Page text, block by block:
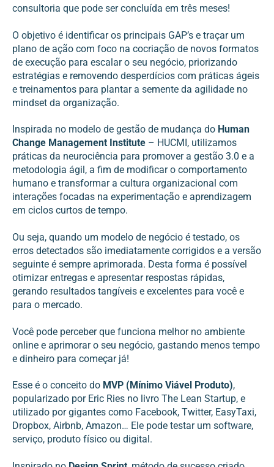
consultoria que pode ser concluída em três meses!
O objetivo é identificar os principais GAP’s e traçar um
plano de ação com foco na cocriação de novos formatos
de execução para escalar o seu negócio, priorizando
estratégias e removendo desperdícios com práticas ágeis
e treinamentos para plantar a semente da agilidade no
mindset da organização.
Inspirada no modelo de gestão de mudança do Human
Change Management Institute – HUCMI, utilizamos
práticas da neurociência para promover a gestão 3.0 e a
metodologia ágil, a fim de modificar o comportamento
humano e transformar a cultura organizacional com
interações focadas na experimentação e aprendizagem
em ciclos curtos de tempo.
Ou seja, quando um modelo de negócio é testado, os
erros detectados são imediatamente corrigidos e a versão
seguinte é sempre aprimorada. Desta forma é possível
otimizar entregas e apresentar respostas rápidas,
gerando resultados tangíveis e excelentes para você e
para o mercado.
Você pode perceber que funciona melhor no ambiente
online e aprimorar o seu negócio, gastando menos tempo
e dinheiro para começar já!
Esse é o conceito do MVP (Mínimo Viável Produto),
popularizado por Eric Ries no livro The Lean Startup, e
utilizado por gigantes como Facebook, Twitter, EasyTaxi,
Dropbox, Airbnb, Amazon… Ele pode testar um software,
serviço, produto físico ou digital.